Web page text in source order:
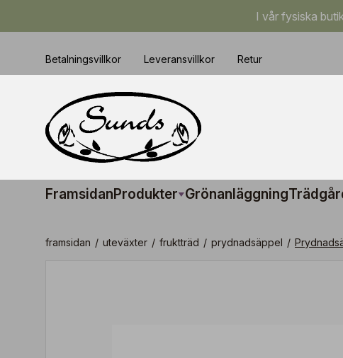
I vår fysiska
Betalningsvillkor Leveransvillkor Retur
FramsidanProdukter Grönanläggning
framsidan / uteväxter / fruktträd / prydnadsäppel /